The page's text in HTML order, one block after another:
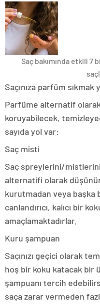
Saç bakımında etkili 7
Saçınıza parfüm sıkmak
Parfüme alternatif olarak
koruyabilecek,
sayıda yol var:
Saç misti
Saç spreylerini/
alternatifi olarak
kurutmadan veya başka
canlandırıcı, kalıcı bir
amaçlamaktadırlar.
Kuru şampuan
Saçınızı geçici olarak
hoş bir koku katacak bir
şampuanı tercih
saça zarar vermeden